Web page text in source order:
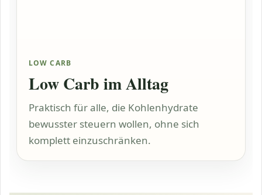
LOW CARB
Low Carb im Alltag
Praktisch für alle, die Kohlenhydrate
bewusster steuern wollen, ohne sich
komplett einzuschränken.